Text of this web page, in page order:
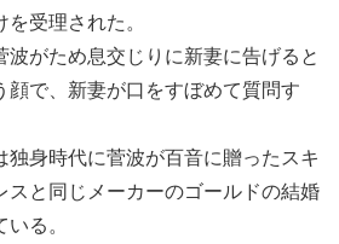
受理された。
波がため息交じりに新妻に告げると
顔で、新妻が口をすぼめて質問す
独身時代に菅波が百音に贈ったスキ
スと同じメーカーのゴールドの結婚
る。